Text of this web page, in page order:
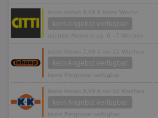
letzte Aktion 8,66 € letzte Woche
kein Angebot verfügbar
nächste Aktion in ca. 6 - 7 Wochen
letzte Aktion 7,99 € vor 12 Wochen
kein Angebot verfügbar
keine Prognose verfügbar
letzte Aktion 8,99 € vor 55 Wochen
kein Angebot verfügbar
keine Prognose verfügbar